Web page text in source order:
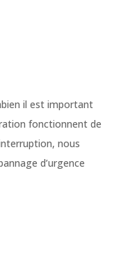
il est important
fonctionnent de
nous
d’urgence